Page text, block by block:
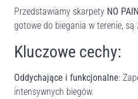
Przedstawiamy skarpety NO
gotowe do biegania w terenie,
Kluczowe cechy:
Oddychające i funkcjonalne:
intensywnych biegów.